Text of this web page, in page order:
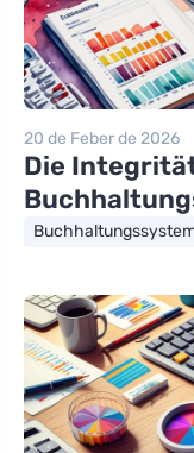
20 de Feber de 2026
Die